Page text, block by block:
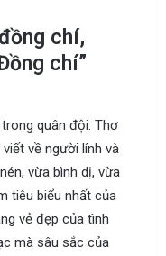
chí,
chí”
quân đội. Thơ
về người lính và
vừa bình dị, vừa
tiêu biểu nhất của
vẻ đẹp của tình
mà sâu sắc của